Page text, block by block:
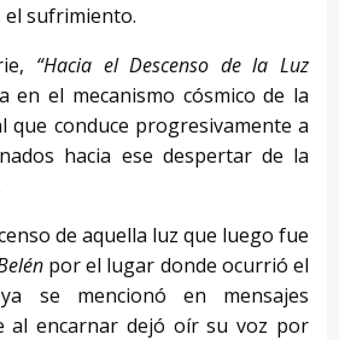
el sufrimiento.
“Hacia el Descenso de la Luz
en el mecanismo cósmico de la
que conduce progresivamente a
hacia ese despertar de la
de aquella luz que luego fue
por el lugar donde ocurrió el
se mencionó en mensajes
al encarnar dejó oír su voz por